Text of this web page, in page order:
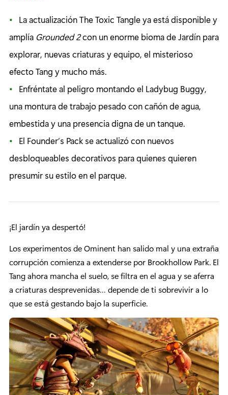
La actualización The Toxic Tangle ya está disponible y
amplía Grounded 2con un enorme bioma de Jardín para
explorar, nuevas criaturas y equipo, el misterioso
efecto Tang y mucho más.
Enfréntate al peligro montando el Ladybug Buggy,
una montura de trabajo pesado con cañón de agua,
embestida y una presencia digna de un tanque.
El Founder’s Pack se actualizó con nuevos
desbloqueables decorativos para quienes quieren
presumir su estilo en el parque.
¡El jardín ya despertó!
Los experimentos de Ominent han salido mal y una extraña
corrupción comienza a extenderse por Brookhollow Park. El
Tang ahora mancha el suelo, se filtra en el agua y se aferra
a criaturas desprevenidas… depende de ti sobrevivir a lo
que se está gestando bajo la superficie.